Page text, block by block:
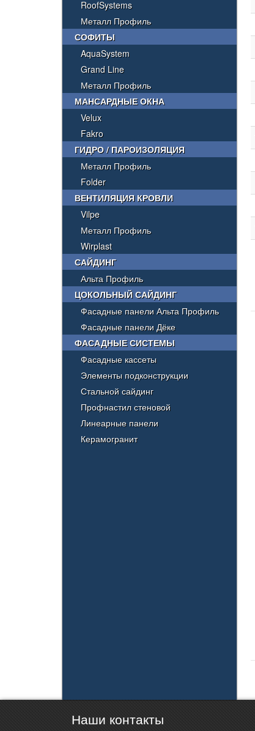
RoofSystems
Металл Профиль
СОФИТЫ
AquaSystem
Grand Line
Металл Профиль
МАНСАРДНЫЕ ОКНА
Velux
Fakro
ГИДРО / ПАРОИЗОЛЯЦИЯ
Металл Профиль
Folder
ВЕНТИЛЯЦИЯ КРОВЛИ
Vilpe
Металл Профиль
Wirplast
САЙДИНГ
Альта Профиль
ЦОКОЛЬНЫЙ САЙДИНГ
Фасадные панели Альта Профиль
Фасадные панели Дёке
ФАСАДНЫЕ СИСТЕМЫ
Фасадные кассеты
Элементы подконструкции
Стальной сайдинг
Профнастил стеновой
Линеарные панели
Керамогранит
Наши контакты